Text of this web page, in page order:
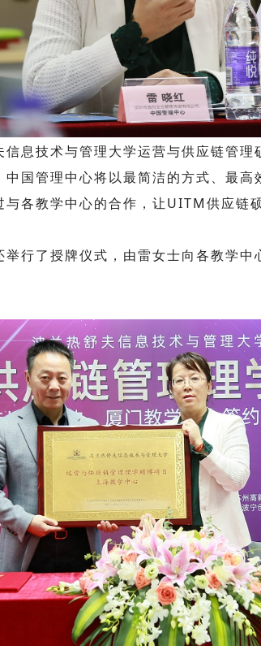
息技术与管理大学运营与供应链管
国管理中心将以最简洁的方式、最
各教学中心的合作，让UITM供应链
行了授牌仪式，由雷女士向各教学